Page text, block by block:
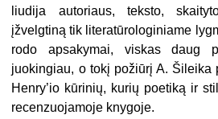
liudija autoriaus, teksto,
įžvelgtiną tik literatūrologiniame
rodo apsakymai, viskas daug
juokingiau, o tokį požiūrį A. Šileika
Henry’io kūrinių, kurių poetiką ir
recenzuojamoje knygoje.